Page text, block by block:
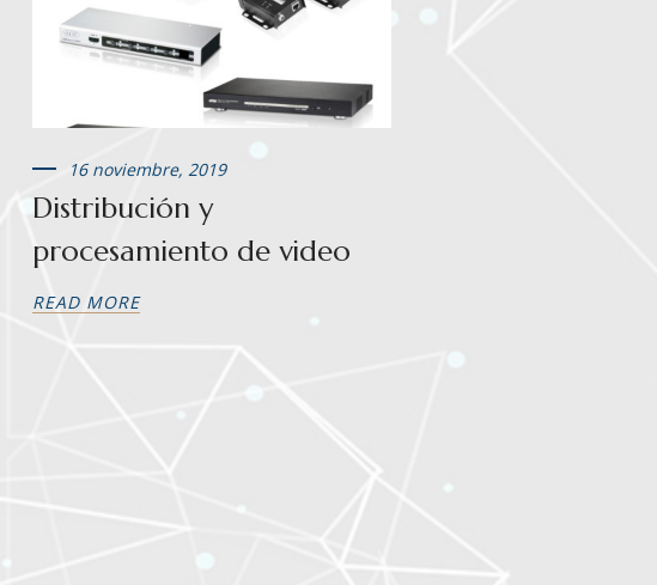
16 noviembre, 2019
Distribución y
procesamiento de video
READ MORE